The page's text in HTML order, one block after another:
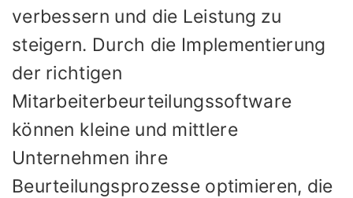
verbessern und die Leistung zu
steigern. Durch die Implementierung
der richtigen
Mitarbeiterbeurteilungssoftware
können kleine und mittlere
Unternehmen ihre
Beurteilungsprozesse optimieren, die